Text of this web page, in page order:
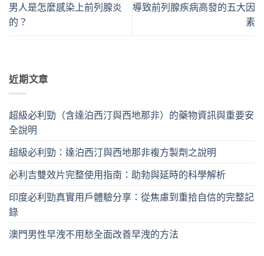
男人是怎麼感染上前列腺炎
的？
導致前列腺疾病高發的五大因
素
近期文章
超級必利勁（含達泊西汀與西地那非）的藥物資訊與重要安
全說明
超級必利勁：達泊西汀與西地那非複方製劑之說明
必利吉雙效片完整使用指南：助勃與延時的科學解析
印度必利勁真實用戶體驗分享：從焦慮到重拾自信的完整記
錄
澳門男性早洩不用愁全面改善早洩的方法